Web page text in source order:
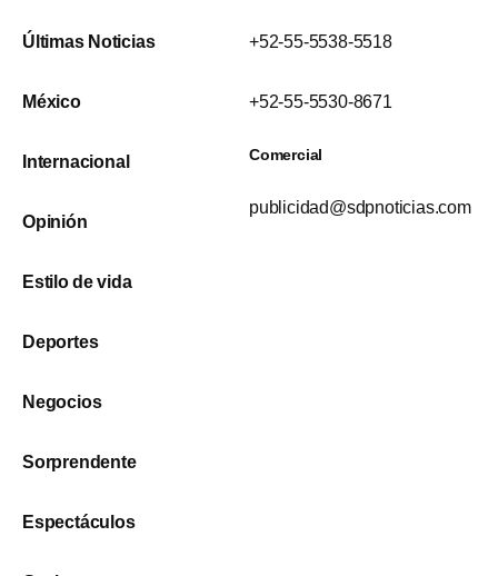
Últimas Noticias
México
Internacional
Opinión
Estilo de vida
Deportes
Negocios
Sorprendente
Espectáculos
+52-55-5538-5518
+52-55-5530-8671
Comercial
publicidad@sdpnoticias.com